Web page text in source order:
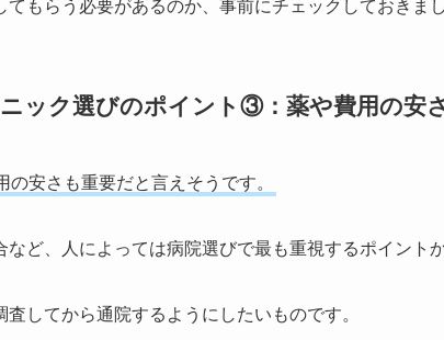
ック選びのポイント③：薬や費用の安
安さも重要だと言えそうです。
ど、人によっては病院選びで最も重視するポイント
してから通院するようにしたいものです。